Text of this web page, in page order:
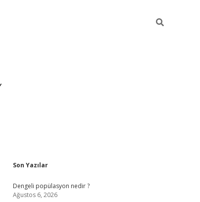
Sidebar
Son Yazılar
Dengeli popülasyon nedir ?
Ağustos 6, 2026